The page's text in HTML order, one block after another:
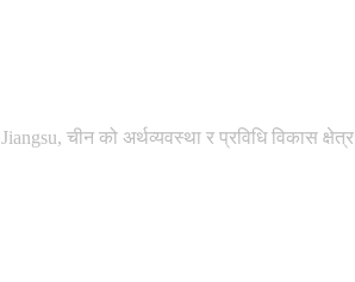
चीन को अर्थव्यवस्था र प्रविधि विकास क्षेत्र